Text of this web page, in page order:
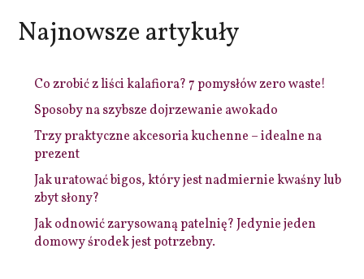
Najnowsze artykuły
Co zrobić z liści kalafiora? 7 pomysłów zero waste!
Sposoby na szybsze dojrzewanie awokado
Trzy praktyczne akcesoria kuchenne – idealne na
prezent
Jak uratować bigos, który jest nadmiernie kwaśny lub
zbyt słony?
Jak odnowić zarysowaną patelnię? Jedynie jeden
domowy środek jest potrzebny.